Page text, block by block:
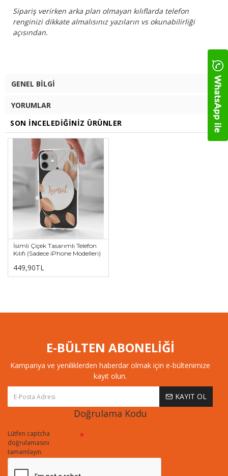
Sipariş verirken arka plan olmayan kılıflarda telefon
renginizi dikkate almalısınız yazıların vs okunabilirliği
açısından.
GENEL BILGI
YORUMLAR
SON İNCELEDIĞINIZ ÜRÜNLER
İsimli Çiçek Tasarımlı Telefon
Kılıfı (Sadece iPhone Modelleri)
449,90TL
E-BÜLTEN ABONELİĞİ
Kampanya ve yeniliklerden haberdar olmak için e-bültenimize
kayıt olun.
KAYIT OL
Doğrulama Kodu
Lütfen captcha
doğrulamasını
tamamlayın.